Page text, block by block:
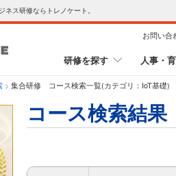
ス研修ならトレノケート。
お問い合
研修を探す 人事・
> 集合研修 コース検索一覧(カテゴリ：IoT基礎)
コース検索結